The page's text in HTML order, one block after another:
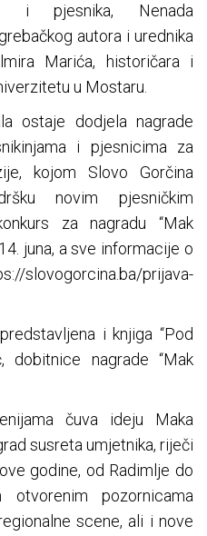
i pjesnika, Nenada
autora i urednika
Marića, historičara i
u Mostaru.
ostaje dodjela nagrade
i pjesnicima za
kojom Slovo Gorčina
novim pjesničkim
za nagradu “Mak
juna, a sve informacije o
slovogorcina.ba/prijava-
i knjiga “Pod
dobitnice nagrade “Mak
čuva ideju Maka
susreta umjetnika, riječi
godine, od Radimlje do
pozornicama
scene, ali i nove